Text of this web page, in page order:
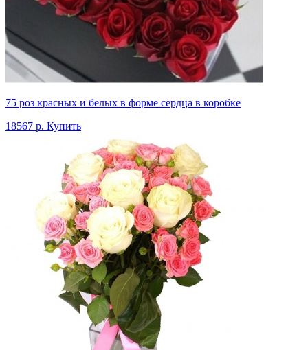
75 роз красных и белых в форме сердца в коробке
18567 р. Купить